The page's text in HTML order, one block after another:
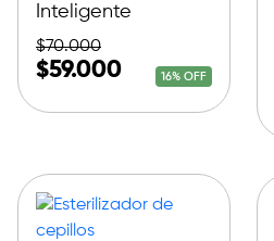
Inteligente
$70.000
$59.000 16% OFF